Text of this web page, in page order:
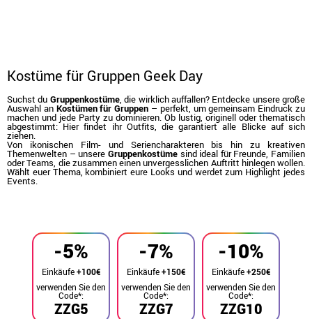
Kostüme für Gruppen Geek Day
Suchst du Gruppenkostüme, die wirklich auffallen? Entdecke unsere große
Auswahl an Kostümen für Gruppen – perfekt, um gemeinsam Eindruck zu
machen und jede Party zu dominieren. Ob lustig, originell oder thematisch
abgestimmt: Hier findet ihr Outfits, die garantiert alle Blicke auf sich
ziehen.
Von ikonischen Film- und Seriencharakteren bis hin zu kreativen
Themenwelten – unsere Gruppenkostümesind ideal für Freunde, Familien
oder Teams, die zusammen einen unvergesslichen Auftritt hinlegen wollen.
Wählt euer Thema, kombiniert eure Looks und werdet zum Highlight jedes
Events.
-5%
Einkäufe+100€
ZZG5
verwenden Sie den
Code*:
-7%
Einkäufe+150€
ZZG7
verwenden Sie den
Code*:
-10%
Einkäufe+250€
ZZG10
verwenden Sie den
Code*: